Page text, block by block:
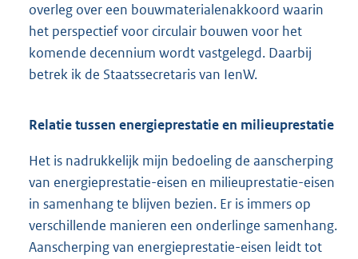
overleg over een bouwmaterialenakkoord waarin
het perspectief voor circulair bouwen voor het
komende decennium wordt vastgelegd. Daarbij
betrek ik de Staatssecretaris van IenW.
Relatie tussen energieprestatie en milieuprestatie
Het is nadrukkelijk mijn bedoeling de aanscherping
van energieprestatie-eisen en milieuprestatie-eisen
in samenhang te blijven bezien. Er is immers op
verschillende manieren een onderlinge samenhang.
Aanscherping van energieprestatie-eisen leidt tot